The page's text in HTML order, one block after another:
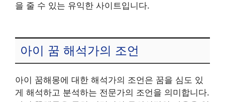
을 줄 수 있는 유익한 사이트입니다.
아이 꿈 해석가의 조언
아이 꿈해몽에 대한 해석가의 조언은 꿈을 심도 있
게 해석하고 분석하는 전문가의 조언을 의미합니다.